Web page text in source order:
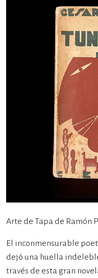
Arte de Tapa de Ramón
El inconmensurable
dejó una huella
través de esta gran